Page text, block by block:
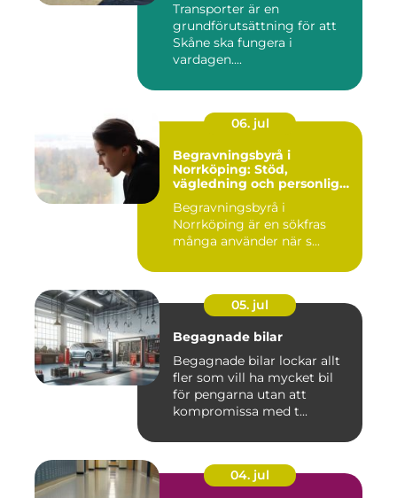
Transporter är en
grundförutsättning för att
Skåne ska fungera i
vardagen....
06. jul
Begravningsbyrå i
Norrköping: Stöd,
vägledning och personliga
Begravningsbyrå i
Norrköping är en sökfras
många använder när s...
05. jul
Begagnade bilar
Begagnade bilar lockar allt
fler som vill ha mycket bil
för pengarna utan att
kompromissa med t...
04. jul